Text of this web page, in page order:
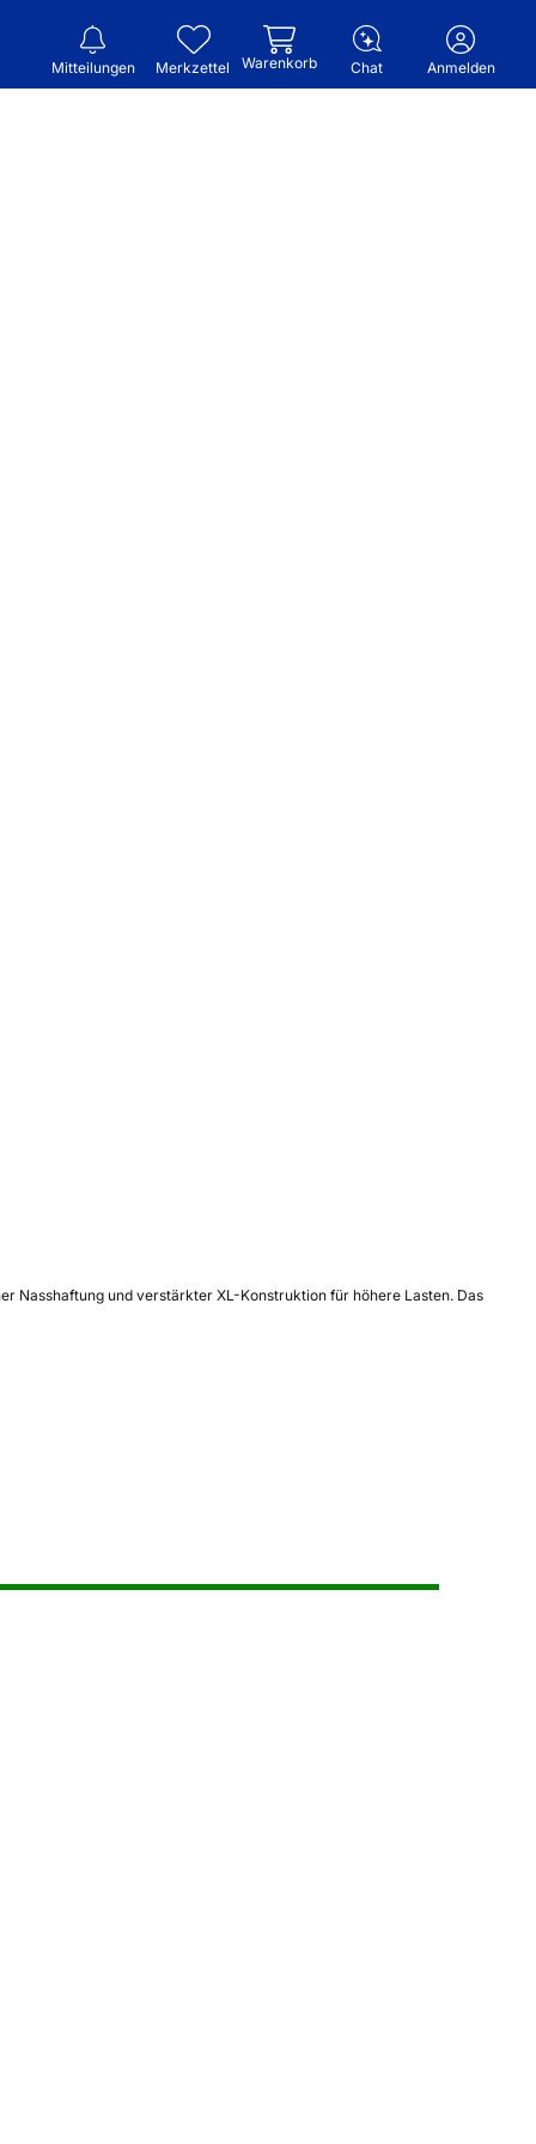
Mitteilungen Merkzettel Warenkorb Chat Anmelden
Nasshaftung und verstärkter XL-Konstruktion für höhere Lasten. Das